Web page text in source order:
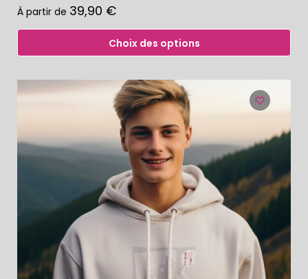
À partir de 39,90 €
Choix des options